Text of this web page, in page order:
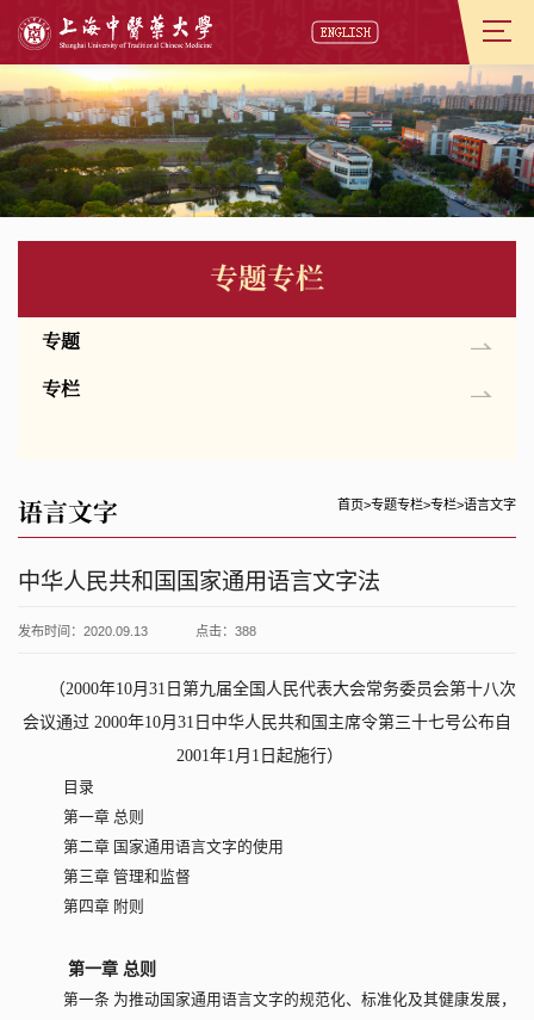
专题专栏
专题
专栏
语言文字 首页>专题专栏>专栏>语言文字
中华人民共和国国家通用语言文字法
发布时间：2020.09.13 点击： 388
（2000年10月31日第九届全国人民代表大会常务委员会第十八次
会议通过 2000年10月31日中华人民共和国主席令第三十七号公布自
2001年1月1日起施行）
目录
第一章 总则
第二章 国家通用语言文字的使用
第三章 管理和监督
第四章 附则
第一章 总则
第一条 为推动国家通用语言文字的规范化、标准化及其健康发展，